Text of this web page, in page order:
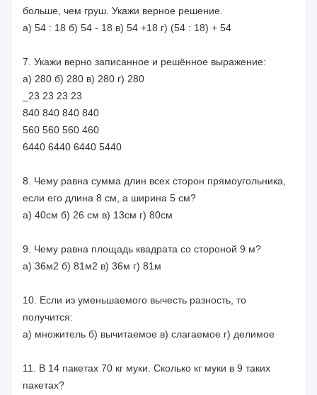
больше, чем груш. Укажи верное решение.
а) 54 : 18 б) 54 - 18 в) 54 +18 г) (54 : 18) + 54
7. Укажи верно записанное и решённое выражение:
а) 280 б) 280 в) 280 г) 280
_23 23 23 23
840 840 840 840
560 560 560 460
6440 6440 6440 5440
8. Чему равна сумма длин всех сторон прямоугольника,
если его длина 8 см, а ширина 5 см?
а) 40см б) 26 см в) 13см г) 80см
9. Чему равна площадь квадрата со стороной 9 м?
а) 36м2 б) 81м2 в) 36м г) 81м
10. Если из уменьшаемого вычесть разность, то
получится:
а) множитель б) вычитаемое в) слагаемое г) делимое
11. В 14 пакетах 70 кг муки. Сколько кг муки в 9 таких
пакетах?